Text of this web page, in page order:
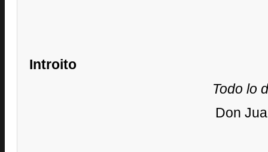
Introito
Todo lo
Don